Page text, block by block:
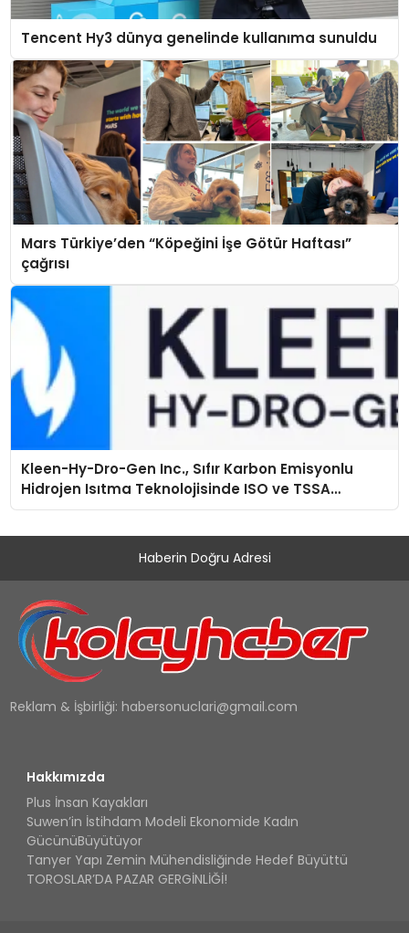
Tencent Hy3 dünya genelinde kullanıma sunuldu
Mars Türkiye’den “Köpeğini İşe Götür Haftası”
çağrısı
Kleen-Hy-Dro-Gen Inc., Sıfır Karbon Emisyonlu
Hidrojen Isıtma Teknolojisinde ISO ve TSSA
Düzenleyici Onaylarını Aldı
Haberin Doğru Adresi
Reklam & İşbirliği: habersonuclari@gmail.com
Hakkımızda
Plus İnsan Kayakları
Suwen’in İstihdam Modeli Ekonomide Kadın
GücünüBüyütüyor
Tanyer Yapı Zemin Mühendisliğinde Hedef Büyüttü
TOROSLAR’DA PAZAR GERGİNLİĞİ!